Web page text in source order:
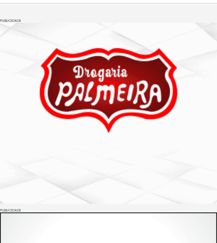
PUBLICIDADE
PUBLICIDADE